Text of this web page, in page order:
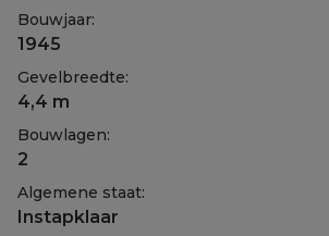
Bouwjaar:
1945
Gevelbreedte:
4,4 m
Bouwlagen:
2
Algemene staat:
Instapklaar